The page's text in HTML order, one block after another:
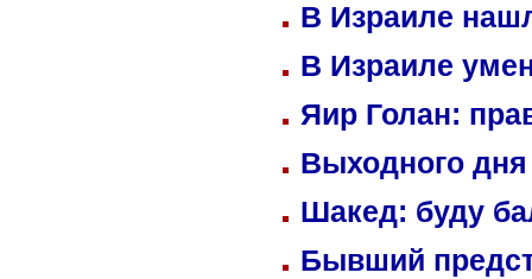
В Израиле
В Израиле
Яир Голан:
Выходного
Шакед: буду
Бывший